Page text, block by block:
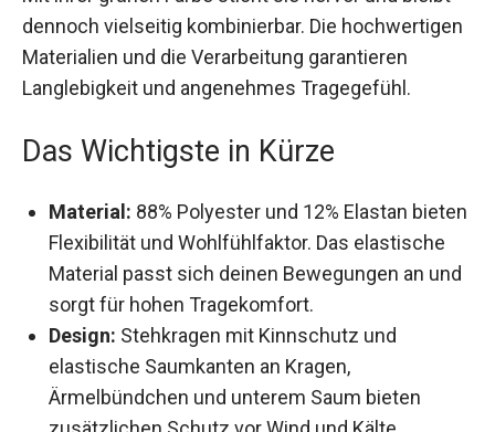
dennoch vielseitig kombinierbar. Die
hochwertigen Materialien und die Verarbeitung
garantieren Langlebigkeit und angenehmes
Tragegefühl.
Das Wichtigste in Kürze
Material: 88% Polyester und 12% Elastan
bieten Flexibilität und Wohlfühlfaktor. Das
elastische Material passt sich deinen
Bewegungen an und sorgt für hohen
Tragekomfort.
Design:Stehkragen mit Kinnschutz und
elastische Saumkanten an Kragen,